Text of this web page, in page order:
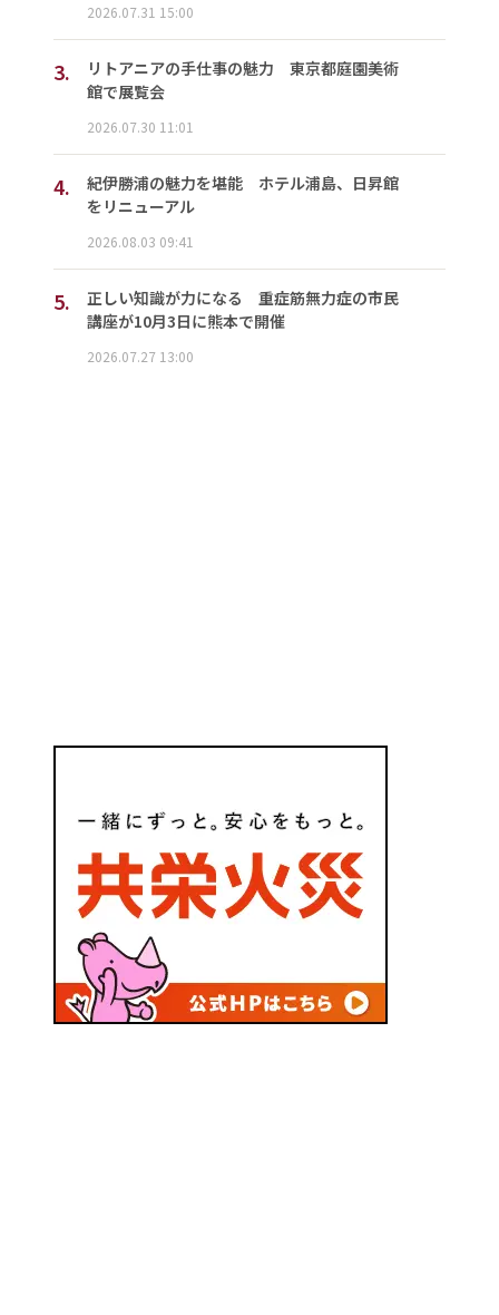
2026.07.31 15:00
3.
リトアニアの手仕事の魅力 東京都庭園美術
館で展覧会
2026.07.30 11:01
4.
紀伊勝浦の魅力を堪能 ホテル浦島、日昇館
をリニューアル
2026.08.03 09:41
5.
正しい知識が力になる 重症筋無力症の市民
講座が10月3日に熊本で開催
2026.07.27 13:00